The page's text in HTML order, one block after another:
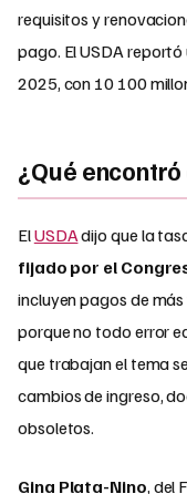
requisitos y
pago. El USDA reportó
2025, con 10 100
¿Qué encontró
ElUSDAdijo que la
fijado por el
incluyen pagos de
porque no todo error
que trabajan el tema
cambios de ingreso,
obsoletos.
Gina Plata-Nino, del